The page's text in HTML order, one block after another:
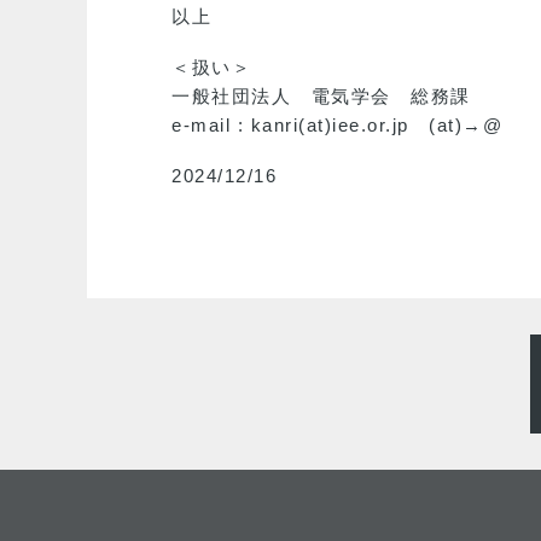
以上
＜扱い＞
一般社団法人 電気学会 総務課
e-mail : kanri(at)iee.or.jp (at)→@
2024/12/16